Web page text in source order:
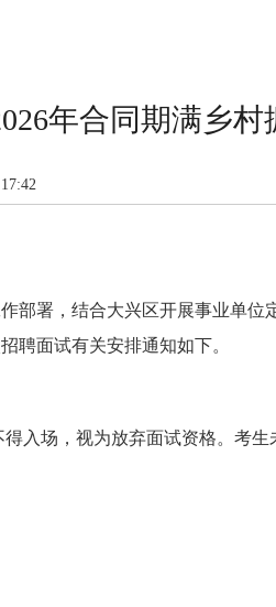
年合同期满乡
署，结合大兴区开展事业单位
聘面试有关安排通知如下。
入场，视为放弃面试资格。考生